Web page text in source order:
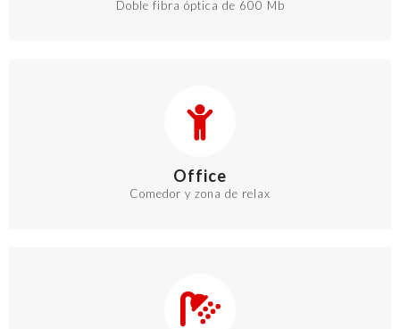
Doble fibra óptica de 600 Mb
Office
Comedor y zona de relax